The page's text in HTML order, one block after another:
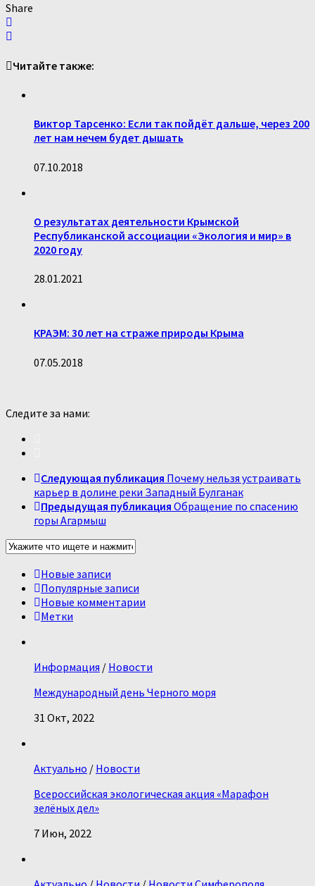
Share
Читайте также:
Виктор Тарсенко: Если так пойдёт дальше, через 200
лет нам нечем будет дышать
07.10.2018
О результатах деятельности Крымской
Республиканской ассоциации «Экология и мир» в
2020 году
28.01.2021
КРАЭМ: 30 лет на страже природы Крыма
07.05.2018
Следите за нами:
Следующая публикация Почему нельзя устраивать
карьер в долине реки Западный Булганак
Предыдущая публикация Обращение по спасению
горы Агармыш
Новые записи
Популярные записи
Новые комментарии
Метки
Информация / Новости
Международный день Черного моря
31 Окт, 2022
Актуально / Новости
Всероссийская экологическая акция «Марафон
зелёных дел»
7 Июн, 2022